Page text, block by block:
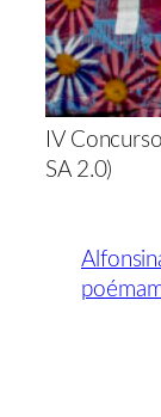
IV
SA 2.0)